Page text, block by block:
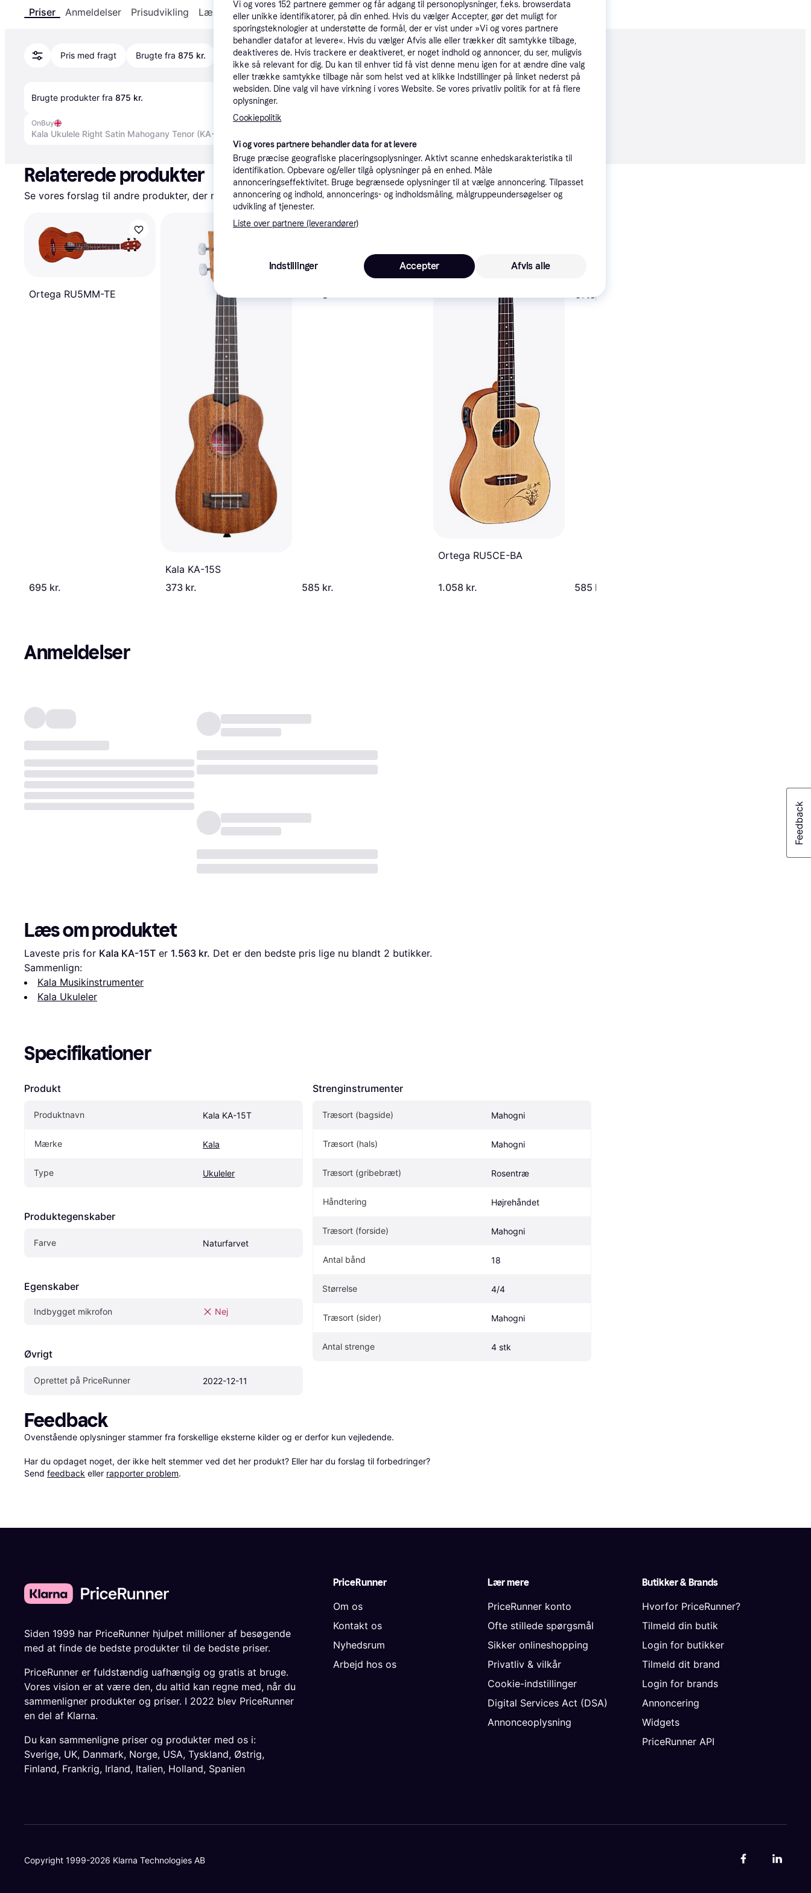
Priser Anmeldelser Prisudvikling Læs om produktet Specifikationer
Pris med fragt Brugte fra 875 kr. Promoveret
Brugte produkter fra 875 kr.
OnBuy
Kala Ukulele Right Satin Mahogany Tenor (KA-15T)
Relaterede produkter
Vis alle
Se vores forslag til andre produkter, der matcher dine interesser.
Ortega RU5MM-TE
695 kr.
Kala KA-15S
373 kr.
585 kr.
Ortega RU5CE-BA
1.058 kr.
Ortega RU5-TE
585 kr.
Anmeldelser
Læs om produktet
Laveste pris for Kala KA-15T er 1.563 kr. Det er den bedste pris lige nu blandt 2 butikker.
Sammenlign:
Kala Musikinstrumenter
Kala Ukuleler
Specifikationer
Produkt
Produktnavn Kala KA-15T
Mærke Kala
Type Ukuleler
Produktegenskaber
Farve Naturfarvet
Egenskaber
Indbygget mikrofon Nej
Øvrigt
Oprettet på PriceRunner 2022-12-11
Strenginstrumenter
Træsort (bagside) Mahogni
Træsort (hals) Mahogni
Træsort (gribebræt) Rosentræ
Håndtering Højrehåndet
Træsort (forside) Mahogni
Antal bånd 18
Størrelse 4/4
Træsort (sider) Mahogni
Antal strenge 4 stk
Feedback
Ovenstående oplysninger stammer fra forskellige eksterne kilder og er derfor kun vejledende.
Har du opdaget noget, der ikke helt stemmer ved det her produkt? Eller har du forslag til forbedringer?
Send feedback eller rapporter problem.
PriceRunner
Om os
Kontakt os
Nyhedsrum
Arbejd hos os
Lær mere
PriceRunner konto
Ofte stillede spørgsmål
Sikker onlineshopping
Privatliv & vilkår
Cookie-indstillinger
Digital Services Act (DSA)
Annonceoplysning
Butikker & Brands
Hvorfor PriceRunner?
Tilmeld din butik
Login for butikker
Tilmeld dit brand
Login for brands
Annoncering
Widgets
PriceRunner API
Siden 1999 har PriceRunner hjulpet millioner af besøgende
med at finde de bedste produkter til de bedste priser.
PriceRunner er fuldstændig uafhængig og gratis at bruge.
Vores vision er at være den, du altid kan regne med, når du
sammenligner produkter og priser. I 2022 blev PriceRunner
en del af Klarna.
Du kan sammenligne priser og produkter med os i:
Sverige, UK, Danmark, Norge, USA, Tyskland, Østrig,
Finland, Frankrig, Irland, Italien, Holland, Spanien
Copyright 1999-2026 Klarna Technologies AB
Vi og vores 152 partnere gemmer og får adgang til personoplysninger, f.eks. browserdata
eller unikke identifikatorer, på din enhed. Hvis du vælger Accepter, gør det muligt for
sporingsteknologier at understøtte de formål, der er vist under »Vi og vores partnere
behandler datafor at levere«. Hvis du vælger Afvis alle eller trækker dit samtykke tilbage,
deaktiveres de. Hvis trackere er deaktiveret, er noget indhold og annoncer, du ser, muligvis
ikke så relevant for dig. Du kan til enhver tid få vist denne menu igen for at ændre dine valg
eller trække samtykke tilbage når som helst ved at klikke Indstillinger på linket nederst på
websiden. Dine valg vil have virkning i vores Website. Se vores privatliv politik for at få flere
oplysninger.
Cookiepolitik
Vi og vores partnere behandler data for at levere
Bruge præcise geografiske placeringsoplysninger. Aktivt scanne enhedskarakteristika til
identifikation. Opbevare og/eller tilgå oplysninger på en enhed. Måle
annonceringseffektivitet. Bruge begrænsede oplysninger til at vælge annoncering. Tilpasset
annoncering og indhold, annoncerings- og indholdsmåling, målgruppeundersøgelser og
udvikling af tjenester.
Liste over partnere (leverandører)
Indstillinger Afvis alle
Accepter